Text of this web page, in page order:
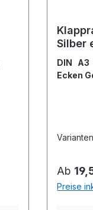
Silber
DIN
Ecken
Ab
Preise